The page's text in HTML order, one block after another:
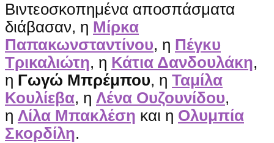
Βιντεοσκοπημένα αποσπάσματα
διάβασαν, η Μίρκα
Παπακωνσταντίνου, η Πέγκυ
Τρικαλιώτη, η Κάτια Δανδουλάκη,
η Γωγώ Μπρέμπου, η Ταμίλα
Κουλίεβα, η Λένα Ουζουνίδου,
η Λίλα Μπακλέση και η Ολυμπία
Σκορδίλη.